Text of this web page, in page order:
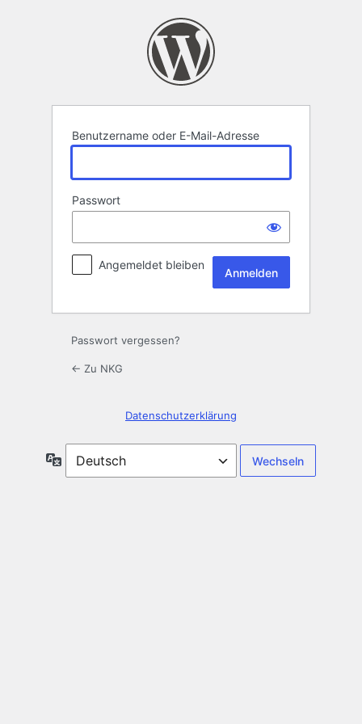
Benutzername oder E-Mail-Adresse
Passwort
Angemeldet bleiben
Passwort vergessen?
← Zu NKG
Datenschutzerklärung
Sprache